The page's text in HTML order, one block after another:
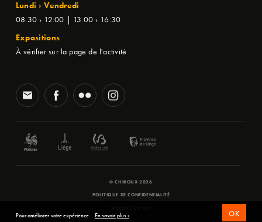
Lundi › Vendredi
08:30 › 12:00 | 13:00 › 16:30
Expositions
À vérifier sur la page de l'activité
© CHIROUX 2026
POLITIQUE DE CONFIDENTIALITÉ
Pour améliorer votre expérience. En savoir plus › OK